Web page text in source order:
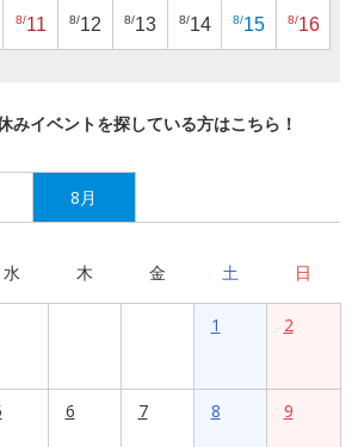
8/11 8/12 8/13 8/14 8/15 8/16
みイベントを探している方はこちら！
8月
水 木 金 土 日
1 2
6 7 8 9